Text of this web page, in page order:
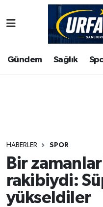
Gündem Sağlık
HABERLER SPOR
Bir
rakibiydi:
yükseldiler
ASAYİS
ÇEVRE
Gündem
Kültür
Şanlıurfa Nöbetçi
Şanlıurfa Hava
Tüm Manşetler
Son Dakika